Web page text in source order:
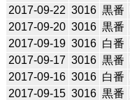
2017-09-22 3016 黒番
2017-09-20 3016 黒番
2017-09-19 3016 白番
2017-09-17 3016 黒番
2017-09-16 3016 白番
2017-09-15 3016 黒番